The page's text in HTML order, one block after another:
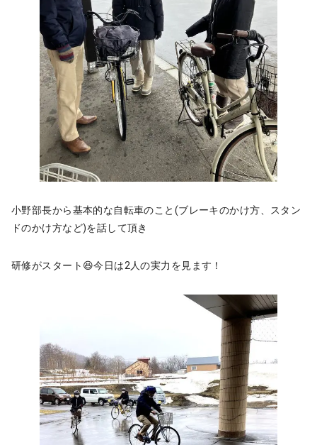
小野部長から基本的な自転車のこと(ブレーキのかけ方、スタン
ドのかけ方など)を話して頂き
研修がスタート😆今日は2人の実力を見ます！